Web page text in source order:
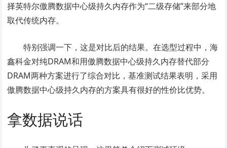
择英特尔傲腾数据中心级持久内存作为“二级存储”来部分地
取代传统内存。
特别强调一下，这是对比后的结果。在选型过程中，海
鑫科金对纯DRAM和用傲腾数据中心级持久内存替代部分
DRAM两种方案进行了综合对比，基准测试结果表明，采用
傲腾数据中心级持久内存的方案具有很好的性价比优势。
拿数据说话